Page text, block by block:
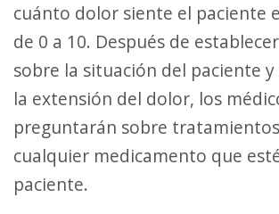
cuánto dolor siente el paciente
de 0 a 10. Después de
sobre la situación del paciente
la extensión del dolor, los
preguntarán sobre
cualquier medicamento que
paciente.